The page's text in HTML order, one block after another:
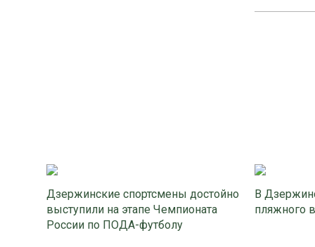
Дзержинские спортсмены достойно
выступили на этапе Чемпионата
России по ПОДА-футболу
В
пляжного